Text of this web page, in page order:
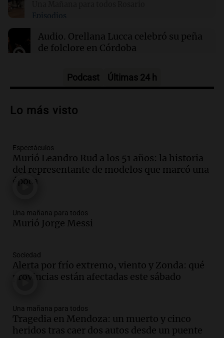
21:32 Ciencia
Científicos descubren diminutos remolinos de
plasma en la superficie del Sol
Episodios
Audio. Orellana Lucca celebró su peña
de folclore en Córdoba
Audio.Trágico accidente en Mendoza:
vehículos desde un puente
Audio.
y cinco heridos tras caer dos autos desde
un puente
Una mañana para todos
Audio.Messi llegará esta noche a
Rosario para acompañar a su familia
Episodios
Audio. Ley de Propiedad Privada: el revés
en el Congreso expuso una debilidad
Una mañana para todos
Episodios
Audio.Casabindo se prepara para una
Podcast Últimas 24 h
Lo más visto
Espectáculos
Murió Leandro Rud a los 51 años: la historia
del representante de modelos que marcó una
época
Una mañana para todos
Murió Jorge Messi
Sociedad
Alerta por frío extremo, viento y Zonda: qué
provincias están afectadas este sábado
Una mañana para todos
Tragedia en Mendoza: un muerto y cinco
heridos tras caer dos autos desde un puente